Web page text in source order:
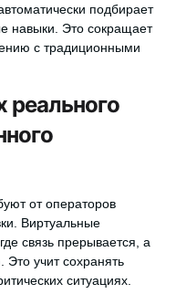
подбирает
навыки. Это сокращает
с традиционными
реального
от операторов
Виртуальные
связь прерывается, а
учит сохранять
ситуациях.